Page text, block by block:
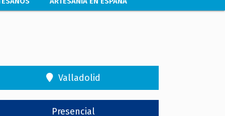
Valladolid
Presencial